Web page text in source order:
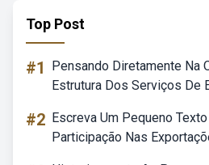
Top Post
#1
Pensando Diretamente Na
Estrutura Dos Serviços De
#2 Escreva Um Pequeno
Participação Nas